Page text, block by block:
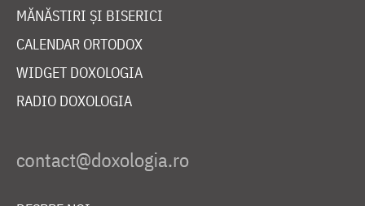
MĂNĂSTIRI ȘI BISERICI
CALENDAR ORTODOX
WIDGET DOXOLOGIA
RADIO DOXOLOGIA